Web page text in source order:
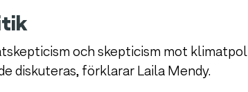
och skepticism mot
diskuteras, förklarar Laila Mendy.